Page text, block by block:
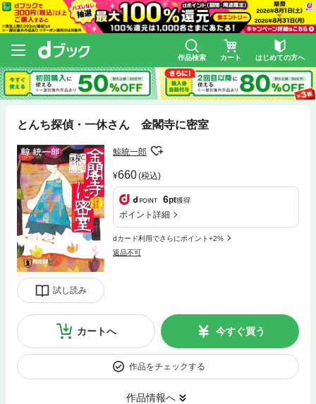
作品検索 カート はじめての方へ
とんち探偵・一休さん 金閣寺に密室
試し読み
鯨統一郎
660(税込)
6pt獲得
ポイント詳細
dカード利用でさらにポイント+2%
返品不可
カートへ 今すぐ買う
作品をチェックする
作品情報へ